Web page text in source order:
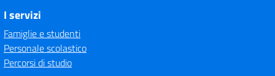
I servizi
Famiglie e studenti
Personale scolastico
Percorsi di studio